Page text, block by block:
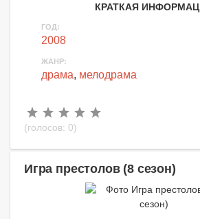
КРАТКАЯ
ГОД:
2008
ЖАНР:
драма, мелодрама
(голосов: 0)
Игра престолов (8 сезон)